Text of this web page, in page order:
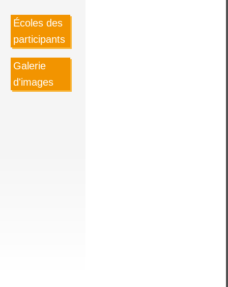
Écoles des
participants
Galerie
d'images